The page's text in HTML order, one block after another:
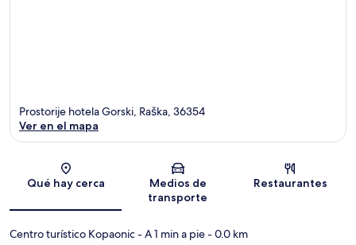
Sección del mapa
Prostorije hotela Gorski, Raška, 36354
Ver en el mapa
Qué hay cerca
Medios de
transporte
Restaurantes
Centro turístico Kopaonic- A 1 min a pie- 0.0 km